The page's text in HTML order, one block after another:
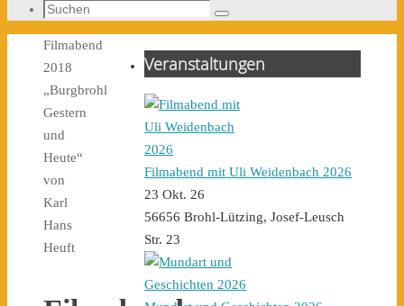
Suchen
Suchen
Start
Filmabend
2018
„Burgbrohl
Gestern
und
Heute“
von
Karl
Hans
Heuft
Veranstaltungen
Filmabend mit Uli Weidenbach 2026
23 Okt. 26
56656 Brohl-Lützing, Josef-Leusch
Str. 23